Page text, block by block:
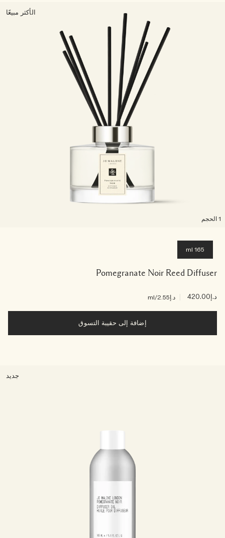
الأكثر مبيعًا
165 ml
Pomegranate Noir Reed Diffuser
د.إ420.00 د.إ2.55 /ml
إضافة إلى حقيبة التسوق
جديد